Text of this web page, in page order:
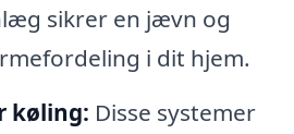
sikrer en jævn og
i dit hjem.
køling: Disse systemer